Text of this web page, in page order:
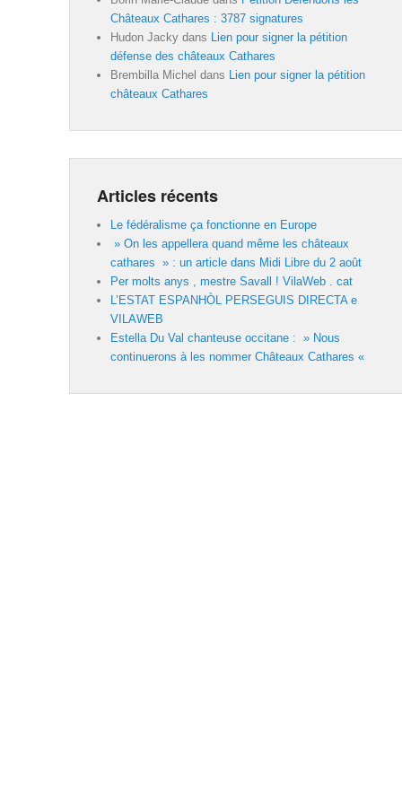
Châteaux Cathares : 3787 signatures
Hudon Jacky dans
Lien pour signer la pétition
défense des châteaux Cathares
Brembilla Michel dans
Lien pour signer la pétition
châteaux Cathares
Articles récents
Le fédéralisme ça fonctionne en Europe
» On les appellera quand même les châteaux
cathares » : un article dans Midi Libre du 2 août
Per molts anys , mestre Savall ! VilaWeb . cat
L’ESTAT ESPANHÒL PERSEGUIS DIRECTA e
VILAWEB
Estella Du Val chanteuse occitane : » Nous
continuerons à les nommer Châteaux Cathares «